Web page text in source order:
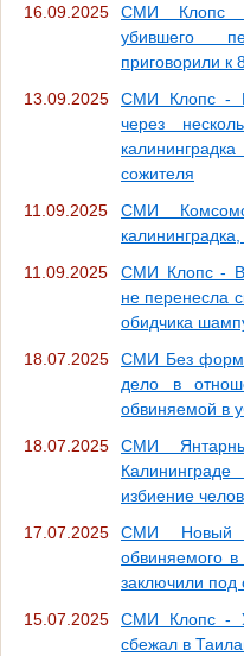
16.09.2025
СМИ Клопс -
убившего
приговорили к
13.09.2025
СМИ Клопс -
через
сожителя
11.09.2025
СМИ
11.09.2025
СМИ Клопс - В
не перенесла
обидчика
18.07.2025
СМИ Без
дело в
обвиняемой в
18.07.2025
СМИ
избиение
17.07.2025
СМИ Новый
обвиняемого
заключили под
15.07.2025
СМИ Клопс -
сбежал в